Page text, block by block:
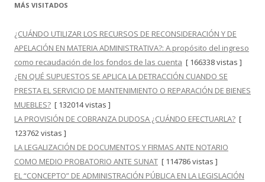
MÁS VISITADOS
¿CUÁNDO UTILIZAR LOS RECURSOS DE RECONSIDERACIÓN Y DE
APELACIÓN EN MATERIA ADMINISTRATIVA?: A propósito del ingreso
como recaudación de los fondos de las cuenta [ 166338 vistas ]
¿EN QUÉ SUPUESTOS SE APLICA LA DETRACCIÓN CUANDO SE
PRESTA EL SERVICIO DE MANTENIMIENTO O REPARACIÓN DE BIENES
MUEBLES? [ 132014 vistas ]
LA PROVISIÓN DE COBRANZA DUDOSA ¿CUÁNDO EFECTUARLA? [
123762 vistas ]
LA LEGALIZACIÓN DE DOCUMENTOS Y FIRMAS ANTE NOTARIO
COMO MEDIO PROBATORIO ANTE SUNAT [ 114786 vistas ]
EL “CONCEPTO” DE ADMINISTRACIÓN PÚBLICA EN LA LEGISLACIÓN